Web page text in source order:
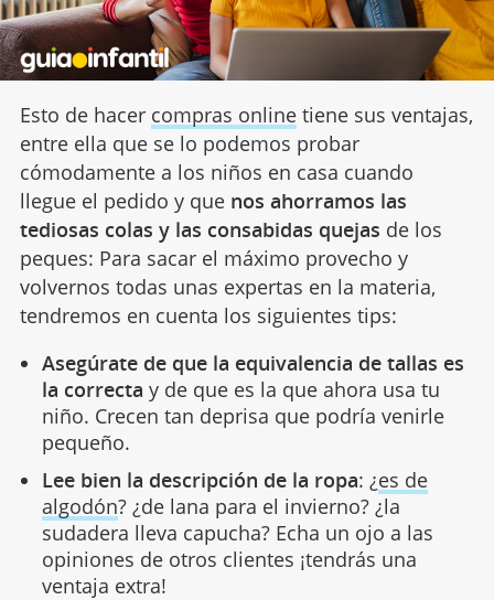
Esto de hacer compras onlinetiene sus ventajas,
entre ella que se lo podemos probar
cómodamente a los niños en casa cuando
llegue el pedido y que nos ahorramos las
tediosas colas y las consabidas quejas de los
peques: Para sacar el máximo provecho y
volvernos todas unas expertas en la materia,
tendremos en cuenta los siguientes tips:
Asegúrate de que la equivalencia de tallas es
la correcta y de que es la que ahora usa tu
niño. Crecen tan deprisa que podría venirle
pequeño.
Lee bien la descripción de la ropa: ¿es de
algodón? ¿de lana para el invierno? ¿la
sudadera lleva capucha? Echa un ojo a las
opiniones de otros clientes ¡tendrás una
ventaja extra!